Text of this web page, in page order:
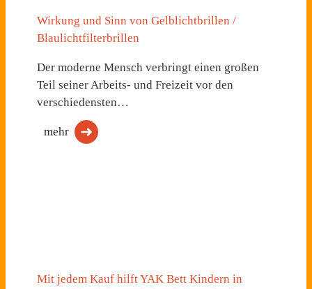
Wirkung und Sinn von Gelblichtbrillen /
Blaulichtfilterbrillen
Der moderne Mensch verbringt einen großen
Teil seiner Arbeits- und Freizeit vor den
verschiedensten…
mehr
Mit jedem Kauf hilft YAK Bett Kindern in